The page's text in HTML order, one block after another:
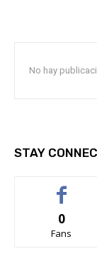
No hay
STAY
0
Fans